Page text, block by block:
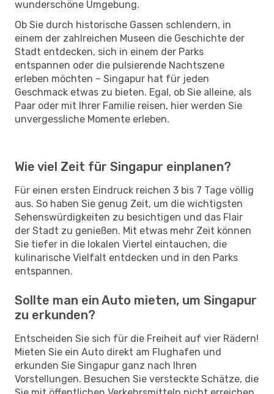
wunderschöne Umgebung.
Ob Sie durch historische Gassen schlendern, in
einem der zahlreichen Museen die Geschichte der
Stadt entdecken, sich in einem der Parks
entspannen oder die pulsierende Nachtszene
erleben möchten – Singapur hat für jeden
Geschmack etwas zu bieten. Egal, ob Sie alleine, als
Paar oder mit Ihrer Familie reisen, hier werden Sie
unvergessliche Momente erleben.
Wie viel Zeit für Singapur einplanen?
Für einen ersten Eindruck reichen 3 bis 7 Tage völlig
aus. So haben Sie genug Zeit, um die wichtigsten
Sehenswürdigkeiten zu besichtigen und das Flair
der Stadt zu genießen. Mit etwas mehr Zeit können
Sie tiefer in die lokalen Viertel eintauchen, die
kulinarische Vielfalt entdecken und in den Parks
entspannen.
Sollte man ein Auto mieten, um Singapur
zu erkunden?
Entscheiden Sie sich für die Freiheit auf vier Rädern!
Mieten Sie ein Auto direkt am Flughafen und
erkunden Sie Singapur ganz nach Ihren
Vorstellungen. Besuchen Sie versteckte Schätze, die